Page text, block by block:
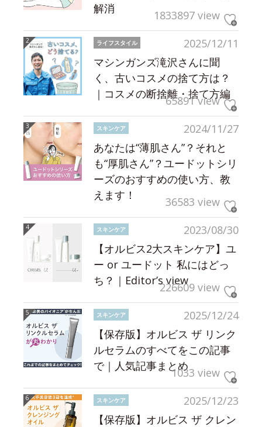
解消
1833897 view
2025/12/11
ライフスタイル
マシンガンズ滝沢さんに聞
く、古いコスメの捨て方は？
｜コスメの断捨離・捨て方編
65891 view
2024/11/27
スキンケア
あなたは“薄肌さん”？それと
も“厚肌さん”？ユードットシリ
ーズのおすすめの使い方、教
えます！
36583 view
2023/08/30
スキンケア
【オルビス2大スキンケア】ユ
ー or ユードット 私にはどっ
ち？｜Editor’s view226609 view
2025/12/24
スキンケア
【保存版】オルビス ザ リンク
ルセラムのすべてをこの記事
で｜人気記事まとめ1033 view
2025/12/23
スキンケア
【保存版】オルビス ザ クレン